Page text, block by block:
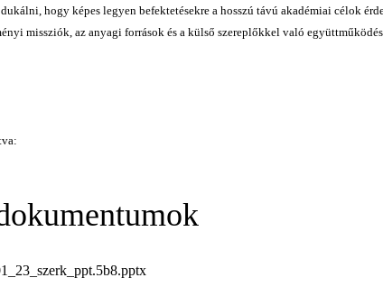
hogy képes legyen befektetésekre a hosszú távú akadémiai célok
missziók, az anyagi források és a külső szereplőkkel való